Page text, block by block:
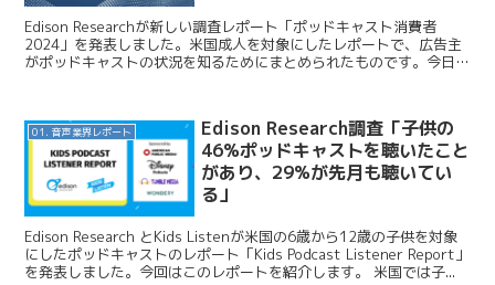
Edison Researchが新しい調査レポート「ポッドキャスト消費者
2024」を発表しました。米国成人を対象にしたレポートで、広告主
がポッドキャストの状況を知るためにまとめられたものです。今日は
01. 音声業界レポート
Edison Research調査「子供の
46%ポッドキャストを聴いたこと
があり、29%が先月も聴いてい
る」
Edison Research とKids Listenが米国の6歳から12歳の子供を対象
にしたポッドキャストのレポート「Kids Podcast Listener Report」
を発表しました。今回はこのレポートを紹介します。 米国では子...